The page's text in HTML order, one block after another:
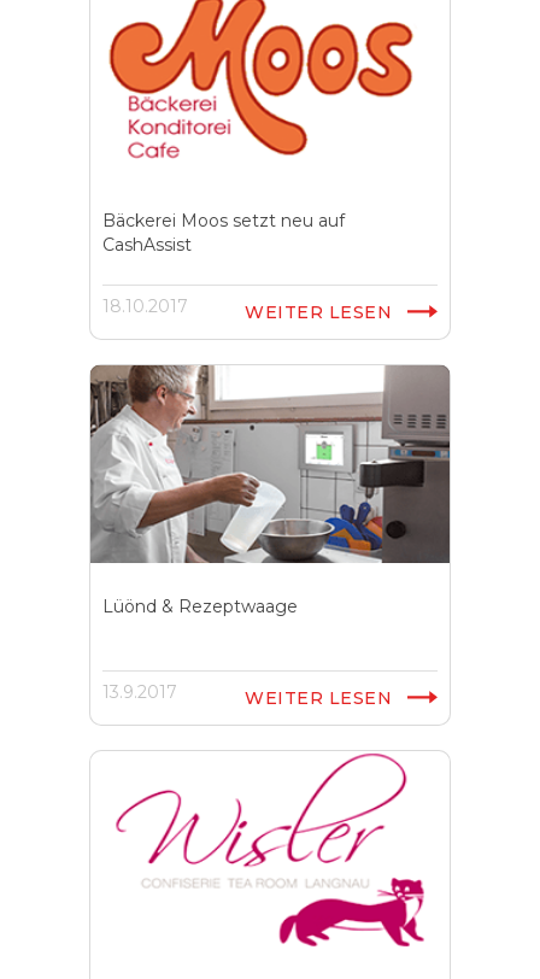
Bäckerei Moos setzt neu auf
CashAssist
18.10.2017 WEITER LESEN
Lüönd & Rezeptwaage
13.9.2017 WEITER LESEN